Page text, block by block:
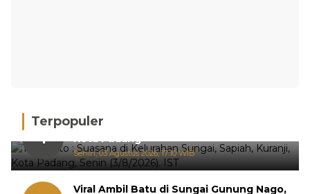
Terpopuler
1
Hujan Deras, 15 Titik Banjir Terdeteksi di
Kota Padang
Senin, 03 Agustus 2026, 17:10 WIB
Viral Ambil Batu di Sungai Gunung Nago,